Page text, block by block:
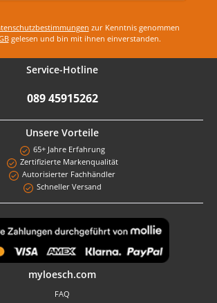
zur Kenntnis genommen
gelesen und bin mit ihnen einverstanden.
Service-Hotline
089 45915262
Unsere Vorteile
65+ Jahre Erfahrung
Zertifizierte Markenqualität
Autorisierter Fachhändler
Schneller Versand
myloesch.com
FAQ